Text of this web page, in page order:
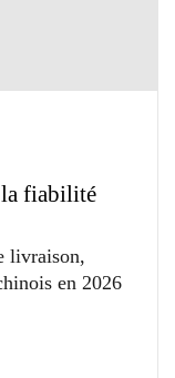
la fiabilité
livraison,
en 2026